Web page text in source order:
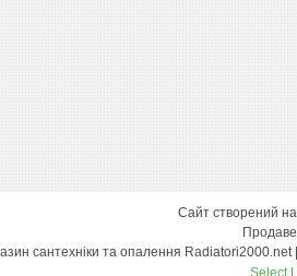
Сайт створений
Select